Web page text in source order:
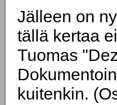
Jälleen on
tällä kertaa
Tuomas
kuitenkin.